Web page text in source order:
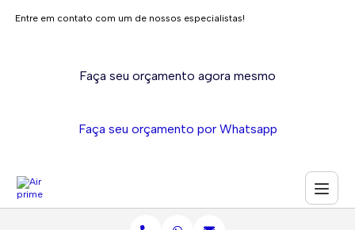
Entre em contato com um de nossos especialistas!
Faça seu orçamento agora mesmo
Faça seu orçamento por Whatsapp